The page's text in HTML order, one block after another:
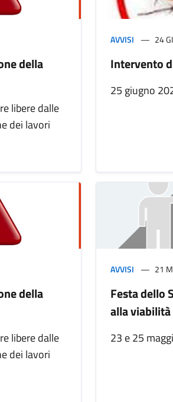
della
libere dalle
dei lavori
AVVISI 24
Intervento
25 giugno
della
libere dalle
dei lavori
AVVISI 21
Festa dello
alla viabilità
23 e 25